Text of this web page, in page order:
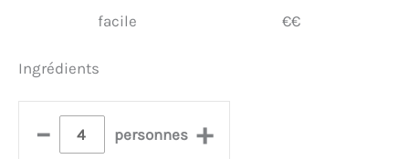
facile €€
Ingrédients
– personnes +